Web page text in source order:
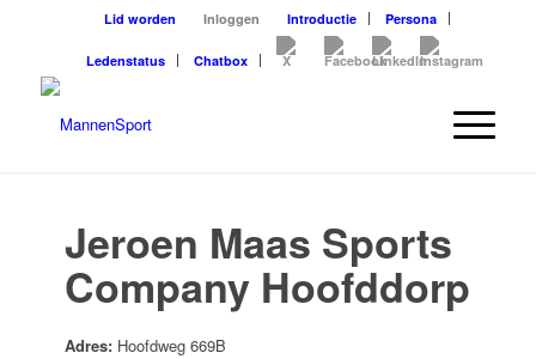
Lid worden Inloggen Introductie Persona
Ledenstatus Chatbox
Jeroen Maas Sports
Company Hoofddorp
Adres:Hoofdweg 669B